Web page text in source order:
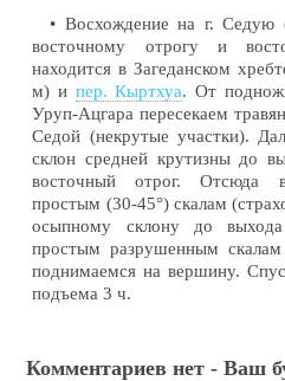
• Восхождение на г.
восточному отрогу и
находится в Загеданском
м) и пер. Кыртхуа. От
Уруп-Ацгара пересекаем
Седой (некрутые участки).
склон средней крутизны до
восточный отрог. Отсюда
простым (30-45°) скалам
осыпному склону до
простым разрушенным скалам
поднимаемся на вершину.
подъема 3 ч.
Комментариев нет - Ваш